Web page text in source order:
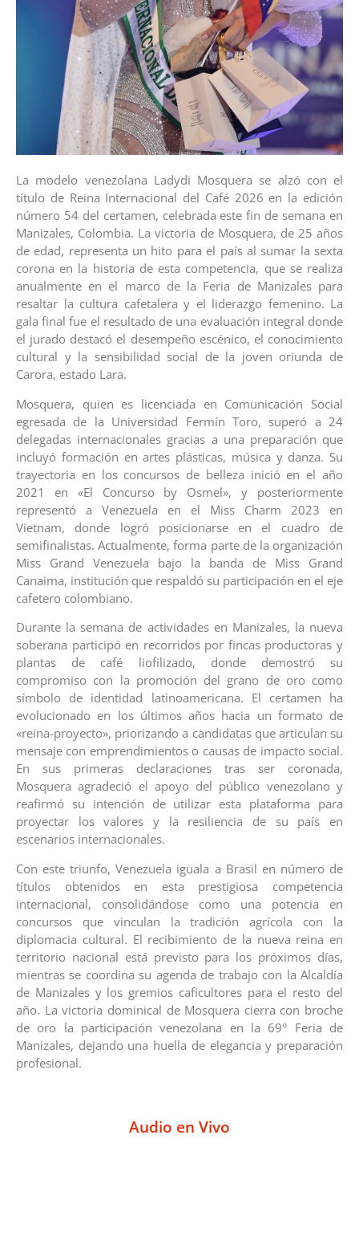
La modelo venezolana Ladydi Mosquera se alzó con el
título de Reina Internacional del Café 2026 en la edición
número 54 del certamen, celebrada este fin de semana en
Manizales, Colombia. La victoria de Mosquera, de 25 años
de edad, representa un hito para el país al sumar la sexta
corona en la historia de esta competencia, que se realiza
anualmente en el marco de la Feria de Manizales para
resaltar la cultura cafetalera y el liderazgo femenino. La
gala final fue el resultado de una evaluación integral donde
el jurado destacó el desempeño escénico, el conocimiento
cultural y la sensibilidad social de la joven oriunda de
Carora, estado Lara.
Mosquera, quien es licenciada en Comunicación Social
egresada de la Universidad Fermín Toro, superó a 24
delegadas internacionales gracias a una preparación que
incluyó formación en artes plásticas, música y danza. Su
trayectoria en los concursos de belleza inició en el año
2021 en «El Concurso by Osmel», y posteriormente
representó a Venezuela en el Miss Charm 2023 en
Vietnam, donde logró posicionarse en el cuadro de
semifinalistas. Actualmente, forma parte de la organización
Miss Grand Venezuela bajo la banda de Miss Grand
Canaima, institución que respaldó su participación en el eje
cafetero colombiano.
Durante la semana de actividades en Manizales, la nueva
soberana participó en recorridos por fincas productoras y
plantas de café liofilizado, donde demostró su
compromiso con la promoción del grano de oro como
símbolo de identidad latinoamericana. El certamen ha
evolucionado en los últimos años hacia un formato de
«reina-proyecto», priorizando a candidatas que articulan su
mensaje con emprendimientos o causas de impacto social.
En sus primeras declaraciones tras ser coronada,
Mosquera agradeció el apoyo del público venezolano y
reafirmó su intención de utilizar esta plataforma para
proyectar los valores y la resiliencia de su país en
escenarios internacionales.
Con este triunfo, Venezuela iguala a Brasil en número de
títulos obtenidos en esta prestigiosa competencia
internacional, consolidándose como una potencia en
concursos que vinculan la tradición agrícola con la
diplomacia cultural. El recibimiento de la nueva reina en
territorio nacional está previsto para los próximos días,
mientras se coordina su agenda de trabajo con la Alcaldía
de Manizales y los gremios caficultores para el resto del
año. La victoria dominical de Mosquera cierra con broche
de oro la participación venezolana en la 69° Feria de
Manizales, dejando una huella de elegancia y preparación
profesional.
Audio en Vivo